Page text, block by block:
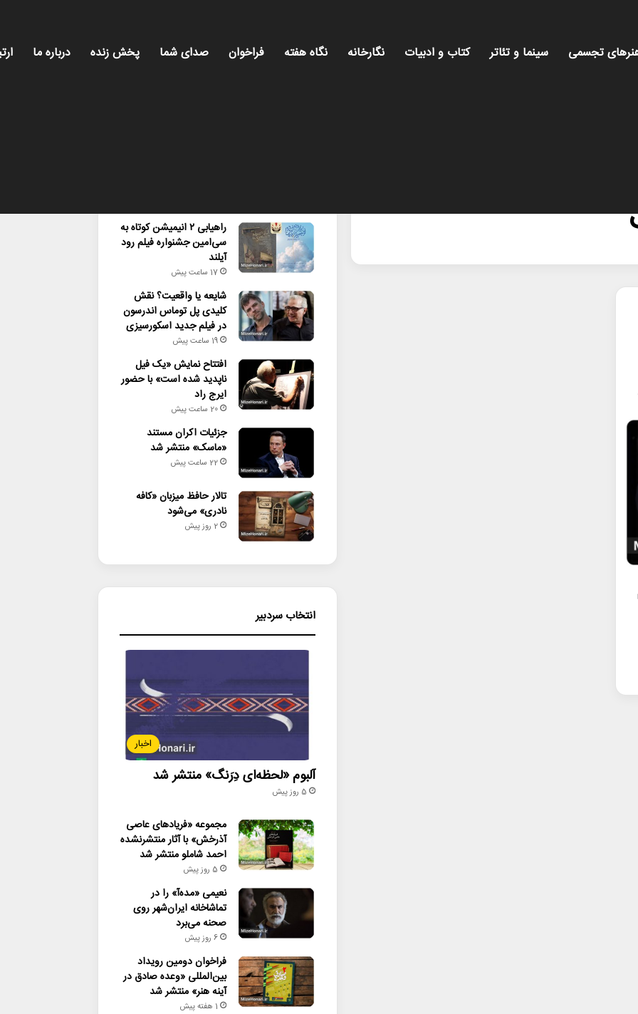
تجسمی سینما و تئاتر کتاب و ادبیات نگارخانه نگاه هفته فراخوان صدای شما پخش زنده درباره ما
راهیابی ۲ انیمیشن کوتاه به
سی‌امین جشنواره فیلم رود
آیلند
17 ساعت پیش
شایعه یا واقعیت؟ نقش
کلیدی پل توماس اندرسون
در فیلم جدید اسکورسیزی
19 ساعت پیش
افتتاح نمایش «یک فیل
ناپدید شده است» با حضور
ایرج راد
20 ساعت پیش
جزئیات اکران مستند
«ماسک» منتشر شد
22 ساعت پیش
تالار حافظ میزبان «کافه
نادری» می‌شود
2 روز پیش
انتخاب سردبیر
اخبار
آلبوم «لحظه‌ای دِرَنگ» منتشر شد
5 روز پیش
مجموعه «فریادهای عاصی
آذرخش» با آثار منتشرنشده
احمد شاملو منتشر شد
5 روز پیش
نعیمی «مده‌آ» را در
تماشاخانه ایران‌شهر روی
صحنه می‌برد
6 روز پیش
فراخوان دومین رویداد
بین‌المللی «وعده صادق در
آینه هنر» منتشر شد
1 هفته پیش